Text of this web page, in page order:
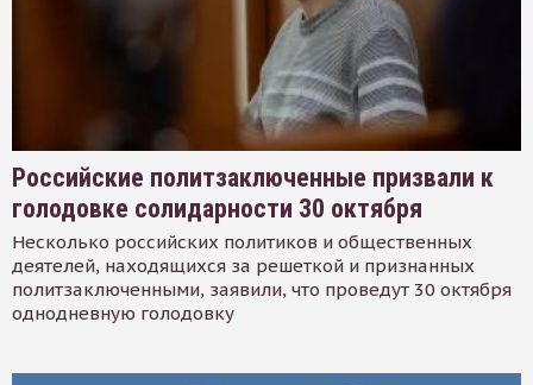
Российские политзаключенные призвали к
голодовке солидарности 30 октября
Несколько российских политиков и общественных
деятелей, находящихся за решеткой и признанных
политзаключенными, заявили, что проведут 30 октября
однодневную голодовку